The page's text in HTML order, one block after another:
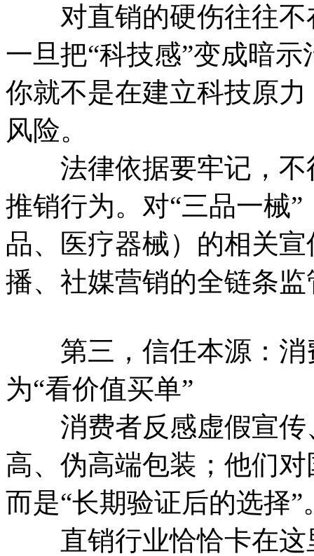
对直销的硬伤往往不
一旦把“科技感”变成暗
你就不是在建立科技原
风险。
法律依据要牢记，不
推销行为。对“三品一械
品、医疗器械）的相关
播、社媒营销的全链条
第三，信任本源：消
为“看价值买单”
消费者反感虚假宣传
高、伪高端包装；他们
而是“长期验证后的选择”
直销行业恰恰卡在这